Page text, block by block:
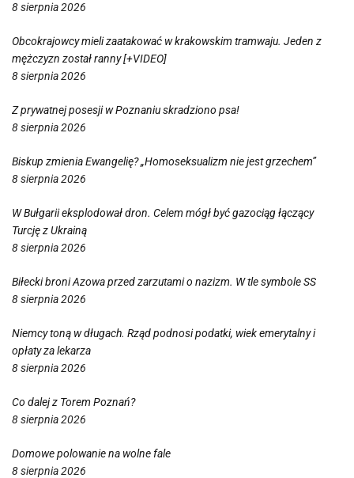
8 sierpnia 2026
Obcokrajowcy mieli zaatakować w krakowskim tramwaju. Jeden z
mężczyzn został ranny [+VIDEO]
8 sierpnia 2026
Z prywatnej posesji w Poznaniu skradziono psa!
8 sierpnia 2026
Biskup zmienia Ewangelię? „Homoseksualizm nie jest grzechem”
8 sierpnia 2026
W Bułgarii eksplodował dron. Celem mógł być gazociąg łączący
Turcję z Ukrainą
8 sierpnia 2026
Biłecki broni Azowa przed zarzutami o nazizm. W tle symbole SS
8 sierpnia 2026
Niemcy toną w długach. Rząd podnosi podatki, wiek emerytalny i
opłaty za lekarza
8 sierpnia 2026
Co dalej z Torem Poznań?
8 sierpnia 2026
Domowe polowanie na wolne fale
8 sierpnia 2026